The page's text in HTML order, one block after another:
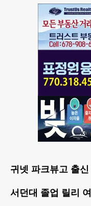
귀넷 파크뷰고 출
서던대 졸업 릴리